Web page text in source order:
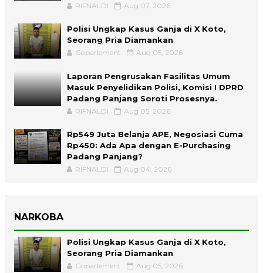
RIFNALDI Aug 07, 2026
Polisi Ungkap Kasus Ganja di X Koto,
Seorang Pria Diamankan
Goparlement Aug 05, 2026
Laporan Pengrusakan Fasilitas Umum
Masuk Penyelidikan Polisi, Komisi I DPRD
Padang Panjang Soroti Prosesnya.
RIFNALDI Aug 05, 2026
Rp549 Juta Belanja APE, Negosiasi Cuma
Rp450: Ada Apa dengan E-Purchasing
Padang Panjang?
RIFNALDI Aug 04, 2026
NARKOBA
Polisi Ungkap Kasus Ganja di X Koto,
Seorang Pria Diamankan
Goparlement Aug 05, 2026